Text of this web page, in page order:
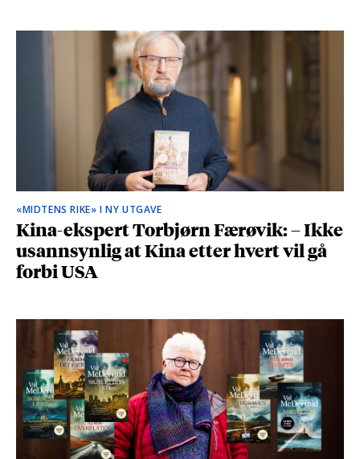
«MIDTENS RIKE» I NY UTGAVE
Kina-ekspert Torbjørn Færøvik: – Ikke
usannsynlig at Kina etter hvert vil gå
forbi USA